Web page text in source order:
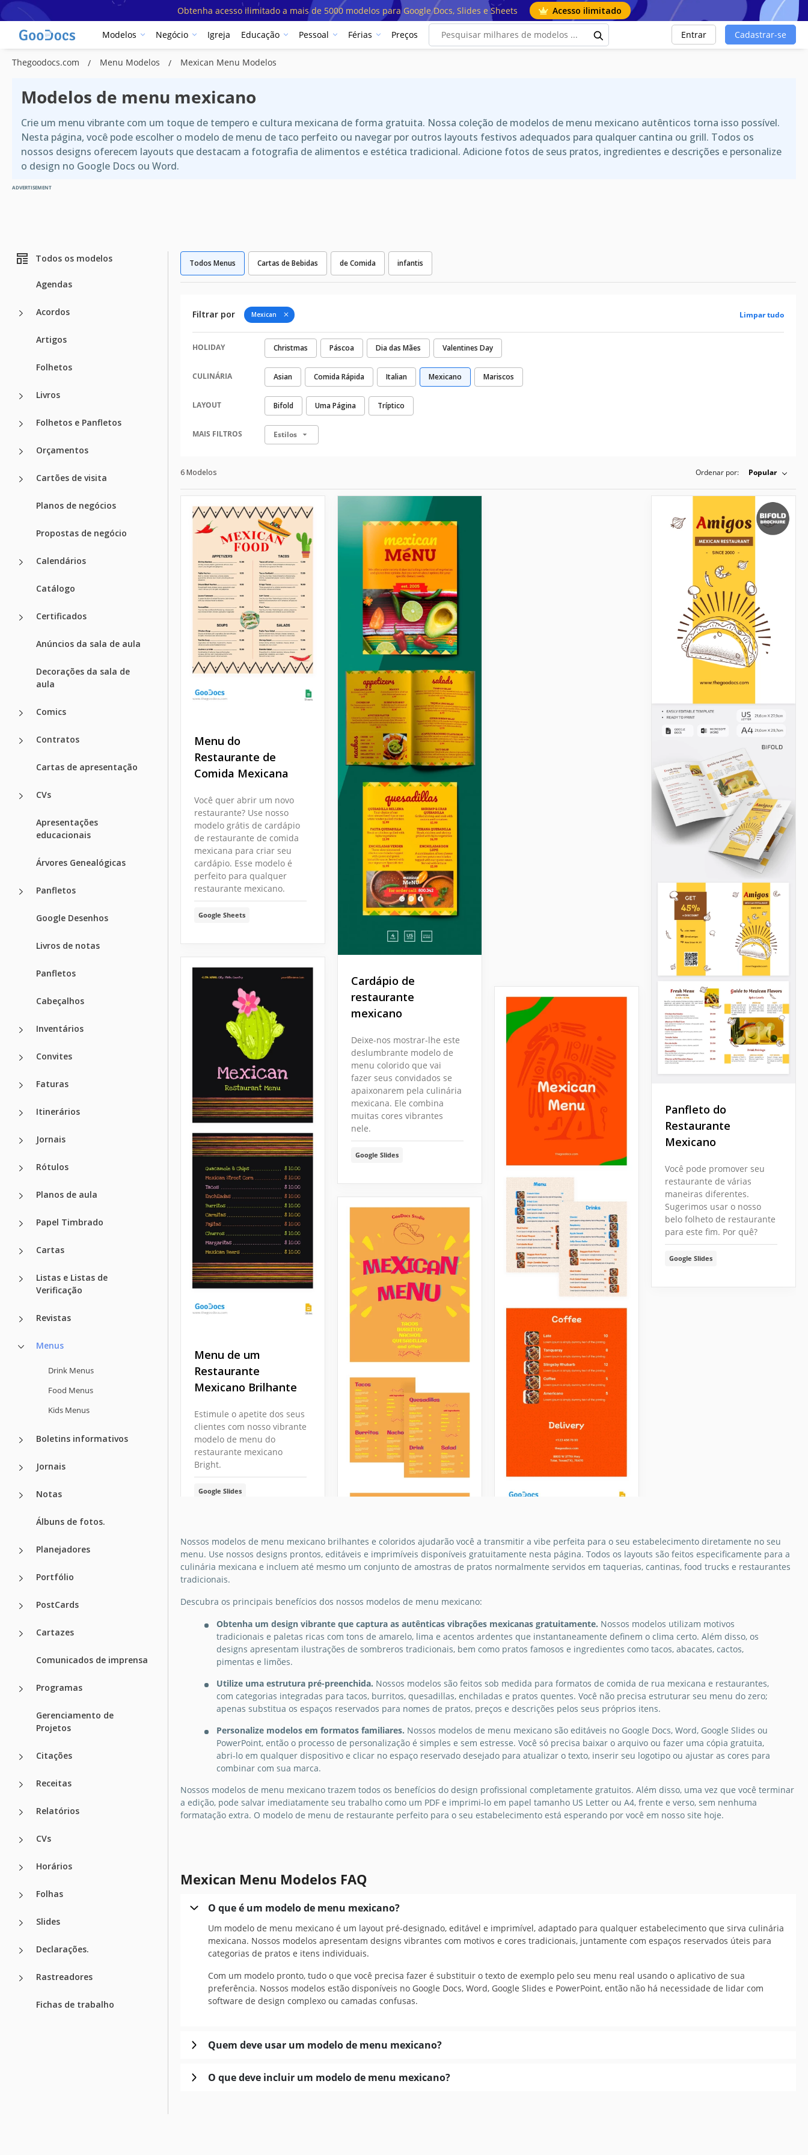
Obtenha acesso ilimitado a mais de 5000 modelos para Google Docs, Slides e Sheets Acesso ilimitado
Modelos Negócio Igreja Educação Pessoal Férias Preços Entrar Cadastrar-se
Thegoodocs.com Menu Modelos Mexican Menu Modelos
Modelos de menu mexicano
Crie um menu vibrante com um toque de tempero e cultura mexicana de forma gratuita. Nossa coleção de modelos de menu mexicano autênticos torna isso possível.
Nesta página, você pode escolher o modelo de menu de taco perfeito ou navegar por outros layouts festivos adequados para qualquer cantina ou grill. Todos os
nossos designs oferecem layouts que destacam a fotografia de alimentos e estética tradicional. Adicione fotos de seus pratos, ingredientes e descrições e personalize
o design no Google Docs ou Word.
ADVERTISEMENT
Todos os modelos
Agendas
Acordos
Artigos
Folhetos
Livros
Folhetos e Panfletos
Orçamentos
Cartões de visita
Planos de negócios
Propostas de negócio
Calendários
Catálogo
Certificados
Anúncios da sala de aula
Decorações da sala de
aula
Comics
Contratos
Cartas de apresentação
CVs
Apresentações
educacionais
Árvores Genealógicas
Panfletos
Google Desenhos
Livros de notas
Panfletos
Cabeçalhos
Inventários
Convites
Faturas
Itinerários
Jornais
Rótulos
Planos de aula
Papel Timbrado
Cartas
Listas e Listas de
Verificação
Revistas
Menus
Drink Menus
Food Menus
Kids Menus
Boletins informativos
Jornais
Notas
Álbuns de fotos.
Planejadores
Portfólio
PostCards
Cartazes
Comunicados de imprensa
Programas
Gerenciamento de
Projetos
Citações
Receitas
Relatórios
CVs
Horários
Folhas
Slides
Declarações.
Rastreadores
Fichas de trabalho
Todos Menus Cartas de Bebidas de Comida infantis
Filtrar por Mexican Limpar tudo
HOLIDAY Christmas Páscoa Dia das Mães Valentines Day
CULINÁRIA Asian Comida Rápida Italian Mexicano Mariscos
LAYOUT Bifold Uma Página Tríptico
Estilos
MAIS FILTROS
6 Modelos Ordenar por: Popular
Menu do
Restaurante de
Comida Mexicana
Você quer abrir um novo
restaurante? Use nosso
modelo grátis de cardápio
de restaurante de comida
mexicana para criar seu
cardápio. Esse modelo é
perfeito para qualquer
restaurante mexicano.
Google Sheets
Cardápio de
restaurante
mexicano
Deixe-nos mostrar-lhe este
deslumbrante modelo de
menu colorido que vai
fazer seus convidados se
apaixonarem pela culinária
mexicana. Ele combina
muitas cores vibrantes
nele.
Google Slides
Panfleto do
Restaurante
Mexicano
Você pode promover seu
restaurante de várias
maneiras diferentes.
Sugerimos usar o nosso
belo folheto de restaurante
para este fim. Por quê?
Google Slides
Menu de um
Restaurante
Mexicano Brilhante
Estimule o apetite dos seus
clientes com nosso vibrante
modelo de menu do
restaurante mexicano
Bright.
Google Slides
Cardápio do
Restaurante
Mexicano Laranja
novo design de menu para
o seu restaurante? Então
nosso modelo de Menu do
gráficos.
Google Slides
Ementa elegante de
restaurante
Laranja Estiloso é um
design vibrante e cativante
que vai despertar o apetite
aprimorar a experiência de
jantar deles.
Nossos modelos de menu mexicano brilhantes e coloridos ajudarão você a transmitir a vibe perfeita para o seu estabelecimento diretamente no seu
menu. Use nossos designs prontos, editáveis e imprimíveis disponíveis gratuitamente nesta página. Todos os layouts são feitos especificamente para a
culinária mexicana e incluem até mesmo um conjunto de amostras de pratos normalmente servidos em taquerias, cantinas, food trucks e restaurantes
tradicionais.
Descubra os principais benefícios dos nossos modelos de menu mexicano:
Obtenha um design vibrante que captura as autênticas vibrações mexicanas gratuitamente. Nossos modelos utilizam motivos
tradicionais e paletas ricas com tons de amarelo, lima e acentos ardentes que instantaneamente definem o clima certo. Além disso, os
designs apresentam ilustrações de sombreros tradicionais, bem como pratos famosos e ingredientes como tacos, abacates, cactos,
pimentas e limões.
Utilize uma estrutura pré-preenchida. Nossos modelos são feitos sob medida para formatos de comida de rua mexicana e restaurantes,
com categorias integradas para tacos, burritos, quesadillas, enchiladas e pratos quentes. Você não precisa estruturar seu menu do zero;
apenas substitua os espaços reservados para nomes de pratos, preços e descrições pelos seus próprios itens.
Personalize modelos em formatos familiares. Nossos modelos de menu mexicano são editáveis no Google Docs, Word, Google Slides ou
PowerPoint, então o processo de personalização é simples e sem estresse. Você só precisa baixar o arquivo ou fazer uma cópia gratuita,
abri-lo em qualquer dispositivo e clicar no espaço reservado desejado para atualizar o texto, inserir seu logotipo ou ajustar as cores para
combinar com sua marca.
Nossos modelos de menu mexicano trazem todos os benefícios do design profissional completamente gratuitos. Além disso, uma vez que você terminar
a edição, pode salvar imediatamente seu trabalho como um PDF e imprimi-lo em papel tamanho US Letter ou A4, frente e verso, sem nenhuma
formatação extra. O modelo de menu de restaurante perfeito para o seu estabelecimento está esperando por você em nosso site hoje.
Mexican Menu Modelos FAQ
O que é um modelo de menu mexicano?
Um modelo de menu mexicano é um layout pré-designado, editável e imprimível, adaptado para qualquer estabelecimento que sirva culinária
mexicana. Nossos modelos apresentam designs vibrantes com motivos e cores tradicionais, juntamente com espaços reservados úteis para
categorias de pratos e itens individuais.
Com um modelo pronto, tudo o que você precisa fazer é substituir o texto de exemplo pelo seu menu real usando o aplicativo de sua
preferência. Nossos modelos estão disponíveis no Google Docs, Word, Google Slides e PowerPoint, então não há necessidade de lidar com
software de design complexo ou camadas confusas.
Quem deve usar um modelo de menu mexicano?
O que deve incluir um modelo de menu mexicano?